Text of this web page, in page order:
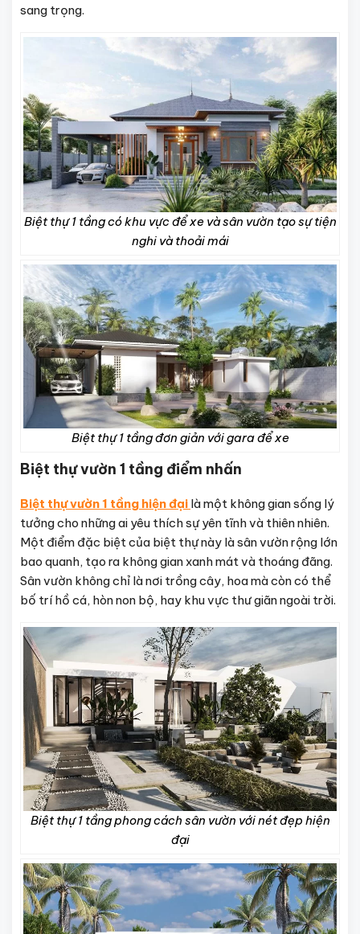
sang trọng.
Biệt thự 1 tầng có khu vực để xe và sân vườn tạo sự tiện
nghi và thoải mái
Biệt thự 1 tầng đơn giản với gara để xe
Biệt thự vườn 1 tầng điểm nhấn
Biệt thự vườn 1 tầng hiện đại là một không gian sống lý
tưởng cho những ai yêu thích sự yên tĩnh và thiên nhiên.
Một điểm đặc biệt của biệt thự này là sân vườn rộng lớn
bao quanh, tạo ra không gian xanh mát và thoáng đãng.
Sân vườn không chỉ là nơi trồng cây, hoa mà còn có thể
bố trí hồ cá, hòn non bộ, hay khu vực thư giãn ngoài trời.
Biệt thự 1 tầng phong cách sân vườn với nét đẹp hiện
đại